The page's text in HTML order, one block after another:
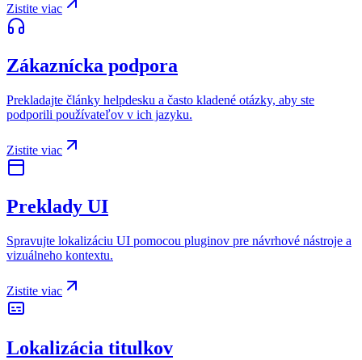
Zistite viac
Zákaznícka podpora
Prekladajte články helpdesku a často kladené otázky, aby ste
podporili používateľov v ich jazyku.
Zistite viac
Preklady UI
Spravujte lokalizáciu UI pomocou pluginov pre návrhové nástroje a
vizuálneho kontextu.
Zistite viac
Lokalizácia titulkov